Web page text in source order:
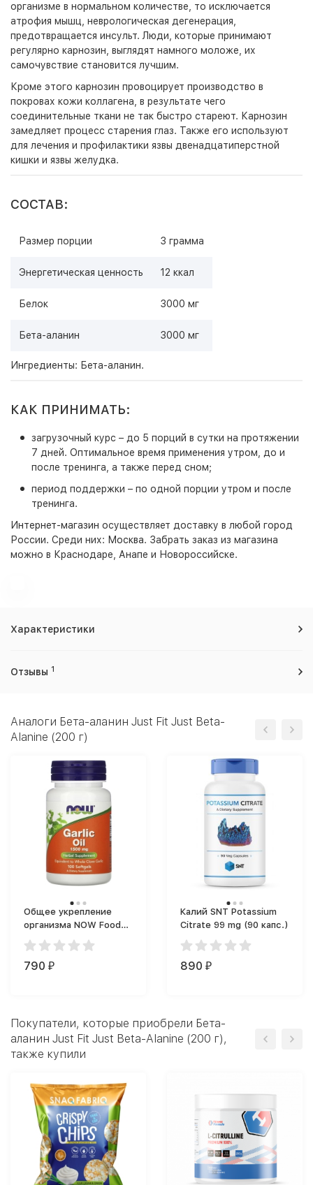
организме в нормальном количестве, то исключается
атрофия мышц, неврологическая дегенерация,
предотвращается инсульт. Люди, которые принимают
регулярно карнозин, выглядят намного моложе, их
самочувствие становится лучшим.
Кроме этого карнозин провоцирует производство в
покровах кожи коллагена, в результате чего
соединительные ткани не так быстро стареют. Карнозин
замедляет процесс старения глаз. Также его используют
для лечения и профилактики язвы двенадцатиперстной
кишки и язвы желудка.
СОСТАВ:
Размер порции 3 грамма
Энергетическая ценность 12 ккал
Белок 3000 мг
Бета-аланин 3000 мг
Ингредиенты: Бета-аланин.
КАК ПРИНИМАТЬ:
загрузочный курс – до 5 порций в сутки на протяжении
7 дней. Оптимальное время применения утром, до и
после тренинга, а также перед сном;
период поддержки – по одной порции утром и после
тренинга.
Интернет-магазин осуществляет доставку в любой город
России. Среди них: Москва. Забрать заказ из магазина
можно в Краснодаре, Анапе и Новороссийске.
Характеристики
Отзывы 1
Аналоги Бета-аланин Just Fit Just Beta-
Alanine (200 г)
Общее укрепление
организма NOW Foods
Garlic Oil (100)
790 ₽
Калий SNT Potassium
Citrate 99 mg (90 капс.)
890 ₽
Покупатели, которые приобрели Бета-
аланин Just Fit Just Beta-Alanine (200 г),
также купили